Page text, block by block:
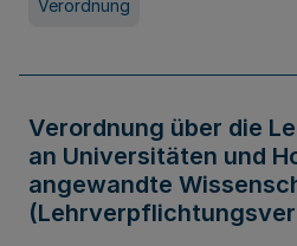
Verordnung
Verordnung über die
an Universitäten und
angewandte